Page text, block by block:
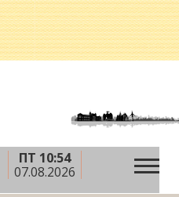
ПТ 10:54
07.08.2026
Погода на Полтавщині буде